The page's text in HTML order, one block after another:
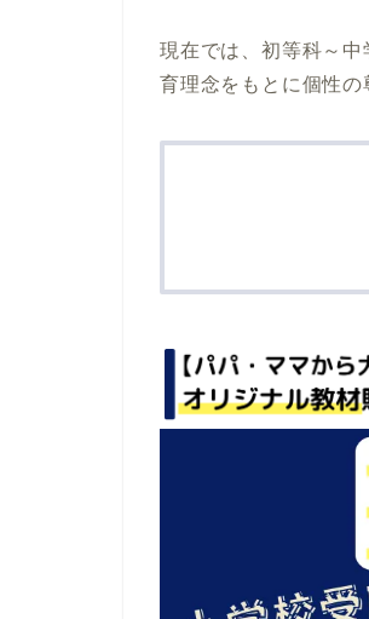
現在では、初等科～中
育理念をもとに個性の